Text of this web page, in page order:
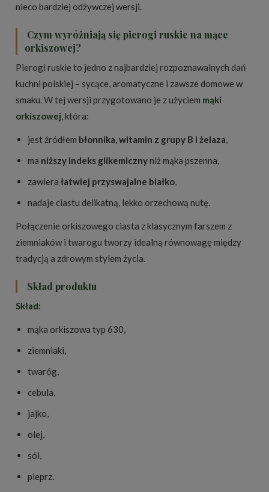
nieco bardziej odżywczej wersji.
Czym wyróżniają się pierogi ruskie na mące
orkiszowej?
Pierogi ruskie to jedno z najbardziej rozpoznawalnych dań
kuchni polskiej – sycące, aromatyczne i zawsze domowe w
smaku. W tej wersji przygotowano je z użyciem mąki
orkiszowej, która:
jest źródłem błonnika, witamin z grupy B i żelaza,
ma niższy indeks glikemicznyniż mąka pszenna,
zawiera łatwiej przyswajalne białko,
nadaje ciastu delikatną, lekko orzechową nutę.
Połączenie orkiszowego ciasta z klasycznym farszem z
ziemniaków i twarogu tworzy idealną równowagę między
tradycją a zdrowym stylem życia.
Skład produktu
Skład:
mąka orkiszowa typ 630,
ziemniaki,
twaróg,
cebula,
jajko,
olej,
sól,
pieprz.